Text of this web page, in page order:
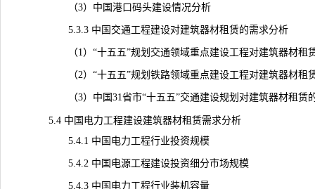
（3）中国港口码头建设情况分析
5.3.3 中国交通工程建设对建筑器材租赁的需求分析
（1）“十五五”规划交通领域重点建设工程对建筑器材租
（2）“十五五”规划铁路领域重点建设工程对建筑器材租
（3）中国31省市“十五五”交通建设规划对建筑器材租赁
5.4 中国电力工程建设建筑器材租赁需求分析
5.4.1 中国电力工程行业投资规模
5.4.2 中国电源工程建设投资细分市场规模
5.4.3 中国电力工程行业装机容量